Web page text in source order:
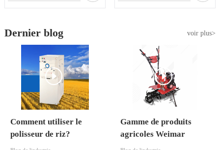
Dernier blog voir plus>
Comment utiliser le
polisseur de riz?
Gamme de produits
agricoles Weimar